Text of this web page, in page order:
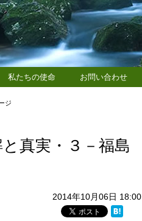
私たちの使命 お問い合わせ
ジ
真実・３－福島
2014年10月06日 18:00